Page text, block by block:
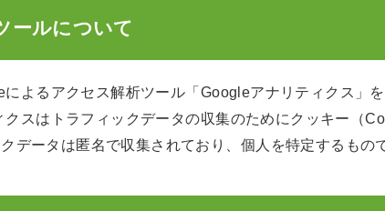
ールについて
よるアクセス解析ツール「Googleアナリティクス」を
スはトラフィックデータの収集のためにクッキー（
データは匿名で収集されており、個人を特定するもの